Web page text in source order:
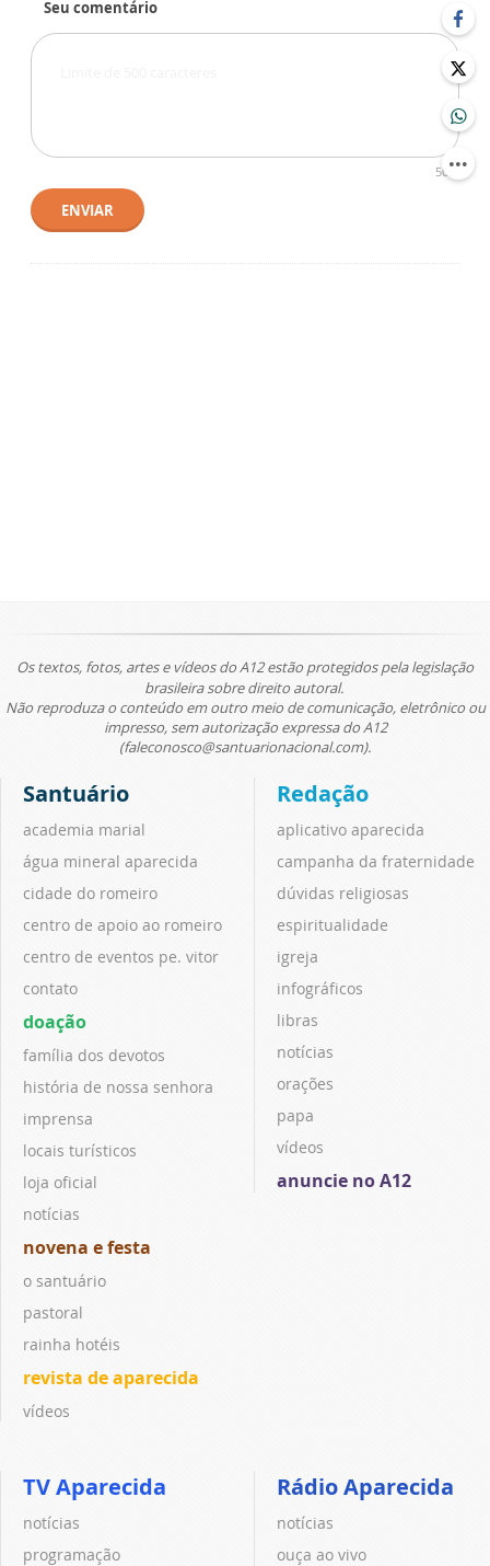
Seu comentário
500
ENVIAR
Os textos, fotos, artes e vídeos do A12 estão protegidos pela legislação
brasileira sobre direito autoral.
Não reproduza o conteúdo em outro meio de comunicação, eletrônico ou
impresso, sem autorização expressa do A12
(faleconosco@santuarionacional.com).
Santuário
academia marial
água mineral aparecida
cidade do romeiro
centro de apoio ao romeiro
centro de eventos pe. vitor
contato
doação
família dos devotos
história de nossa senhora
imprensa
locais turísticos
loja oficial
notícias
novena e festa
o santuário
pastoral
rainha hotéis
revista de aparecida
vídeos
Redação
aplicativo aparecida
campanha da fraternidade
dúvidas religiosas
espiritualidade
igreja
infográficos
libras
notícias
orações
papa
vídeos
anuncie no A12
TV Aparecida
notícias
programação
Rádio Aparecida
notícias
ouça ao vivo